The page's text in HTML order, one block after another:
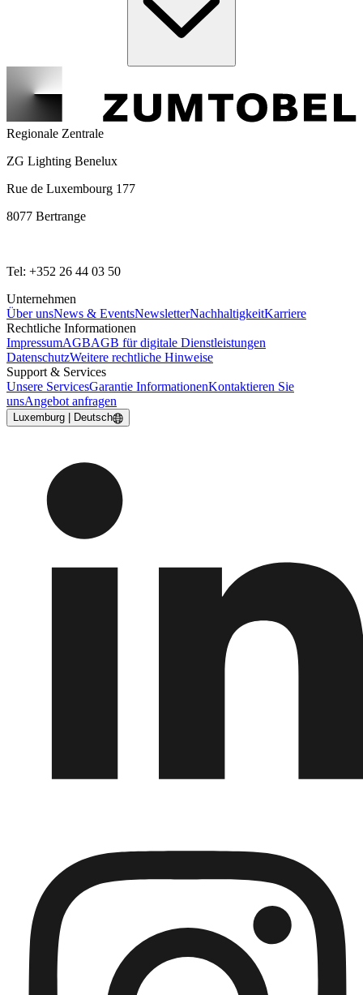
Regionale Zentrale
ZG Lighting Benelux
Rue de Luxembourg 177
8077 Bertrange
Tel: +352 26 44 03 50
Unternehmen
Über unsNews & EventsNewsletterNachhaltigkeitKarriere
Rechtliche Informationen
ImpressumAGBAGB für digitale Dienstleistungen
DatenschutzWeitere rechtliche Hinweise
Support & Services
Unsere ServicesGarantie InformationenKontaktieren Sie
unsAngebot anfragen
Luxemburg | Deutsch